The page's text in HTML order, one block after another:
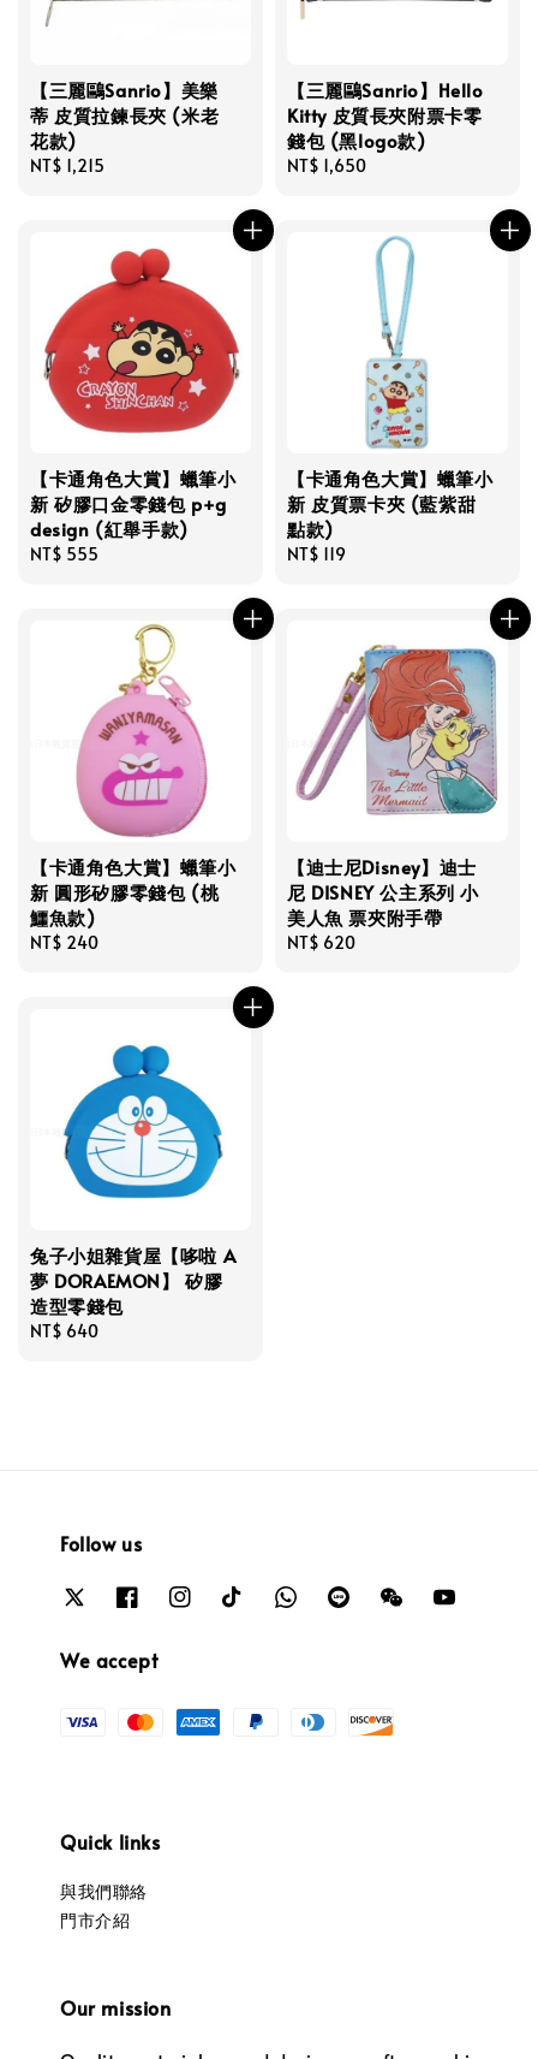
【三麗鷗Sanrio】美樂
蒂 皮質拉鍊長夾 (米老
花款)
Regular
NT$ 1,215
【三麗鷗Sanrio】Hello
Kitty 皮質長夾附票卡零
錢包 (黑logo款)
Regular
NT$ 1,650
【卡通角色大賞】蠟筆小
新 矽膠口金零錢包 p+g
design (紅舉手款)
Regular
NT$ 555
【卡通角色大賞】蠟筆小
新 皮質票卡夾 (藍紫甜
點款)
Regular
NT$ 119
【卡通角色大賞】蠟筆小
新 圓形矽膠零錢包 (桃
鱷魚款)
Regular
NT$ 240
【迪士尼Disney】迪士
尼 DISNEY 公主系列 小
美人魚 票夾附手帶
Regular
NT$ 620
兔子小姐雜貨屋【哆啦 A
夢 DORAEMON】 矽膠
造型零錢包
Regular
NT$ 640
Follow us
We accept
Quick links
與我們聯絡
門市介紹
Our mission